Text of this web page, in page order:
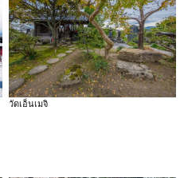
วัดเอ็นเมจิ